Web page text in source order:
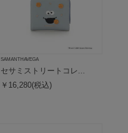
SAMANTHAVEGA
セサミストリートコレ...
￥16,280(税込)